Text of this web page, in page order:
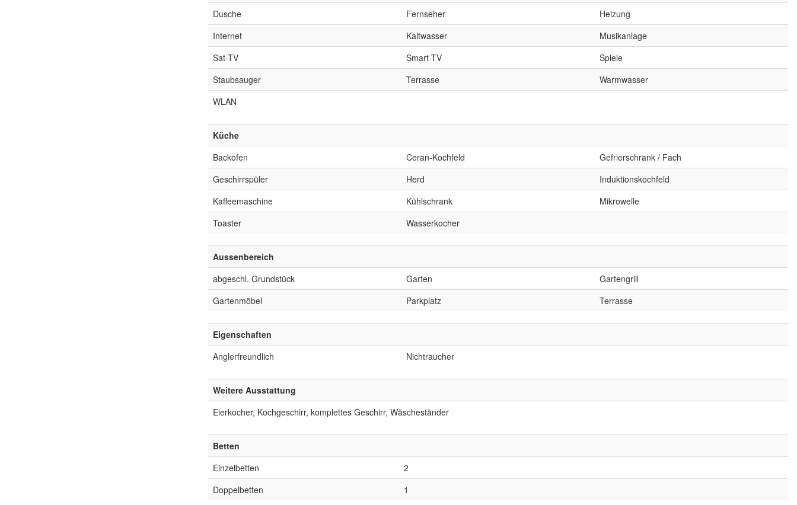
Dusche
Fernseher
Heizung
Internet
Kaltwasser
Musikanlage
Sat-TV
Smart TV
Spiele
Staubsauger
Terrasse
Warmwasser
WLAN
Küche
Backofen
Ceran-Kochfeld
Gefrierschrank / Fach
Geschirrspüler
Herd
Induktionskochfeld
Kaffeemaschine
Kühlschrank
Mikrowelle
Toaster
Wasserkocher
Aussenbereich
abgeschl. Grundstück
Garten
Gartengrill
Gartenmöbel
Parkplatz Terrasse
Eigenschaften
Anglerfreundlich
Nichtraucher
Weitere Ausstattung
Eierkocher, Kochgeschirr, komplettes Geschirr, Wäscheständer
Betten
Einzelbetten
2
Doppelbetten
1